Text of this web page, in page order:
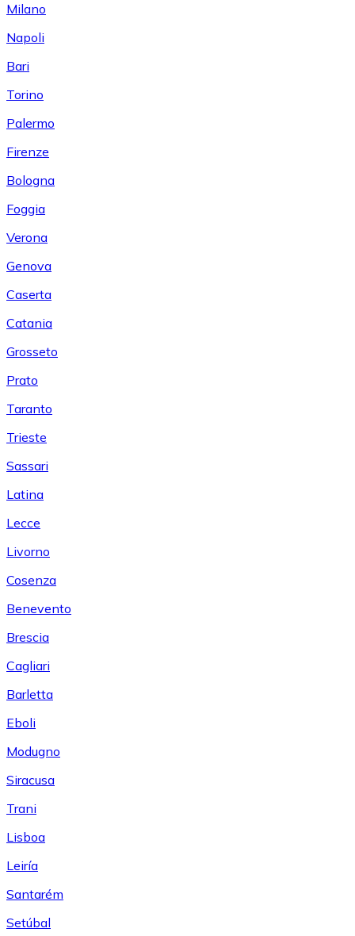
Milano
Napoli
Bari
Torino
Palermo
Firenze
Bologna
Foggia
Verona
Genova
Caserta
Catania
Grosseto
Prato
Taranto
Trieste
Sassari
Latina
Lecce
Livorno
Cosenza
Benevento
Brescia
Cagliari
Barletta
Eboli
Modugno
Siracusa
Trani
Lisboa
Leiría
Santarém
Setúbal